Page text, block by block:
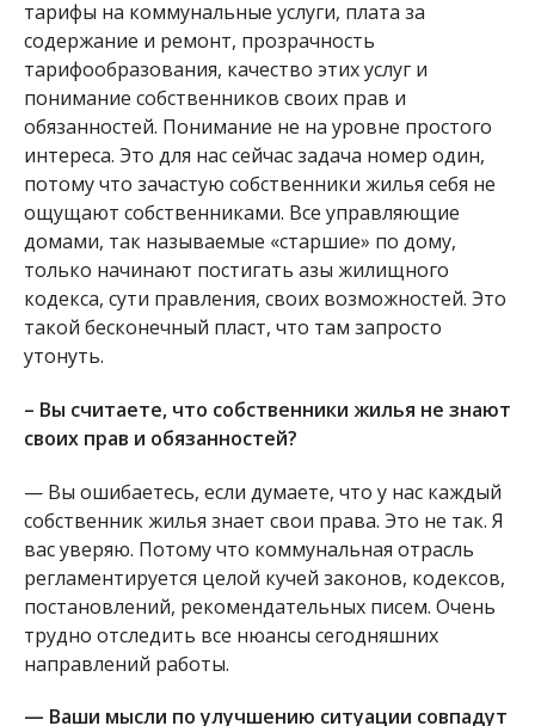
тарифы на коммунальные услуги, плата за
содержание и ремонт, прозрачность
тарифообразования, качество этих услуг и
понимание собственников своих прав и
обязанностей. Понимание не на уровне простого
интереса. Это для нас сейчас задача номер один,
потому что зачастую собственники жилья себя не
ощущают собственниками. Все управляющие
домами, так называемые «старшие» по дому,
только начинают постигать азы жилищного
кодекса, сути правления, своих возможностей. Это
такой бесконечный пласт, что там запросто
утонуть.
– Вы считаете, что собственники жилья не знают
своих прав и обязанностей?
— Вы ошибаетесь, если думаете, что у нас каждый
собственник жилья знает свои права. Это не так. Я
вас уверяю. Потому что коммунальная отрасль
регламентируется целой кучей законов, кодексов,
постановлений, рекомендательных писем. Очень
трудно отследить все нюансы сегодняшних
направлений работы.
— Ваши мысли по улучшению ситуации совпадут